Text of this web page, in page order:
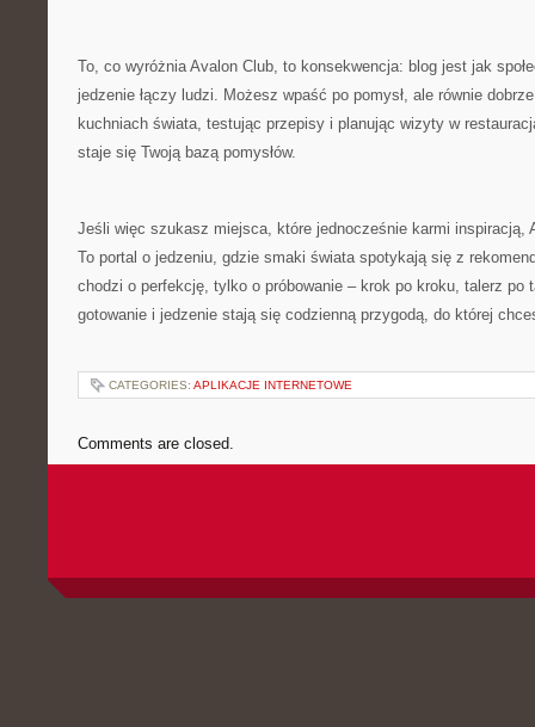
To, co wyróżnia Avalon Club, to konsekwencja: blog jest jak
jedzenie łączy ludzi. Możesz wpaść po pomysł, ale równie
kuchniach świata, testując przepisy i planując wizyty w
staje się Twoją bazą pomysłów.
Jeśli więc szukasz miejsca, które jednocześnie karmi inspiracją,
To portal o jedzeniu, gdzie smaki świata spotykają się z
chodzi o perfekcję, tylko o próbowanie – krok po kroku, talerz po
gotowanie i jedzenie stają się codzienną przygodą, do której
CATEGORIES: APLIKACJE INTERNETOWE
Comments are closed.